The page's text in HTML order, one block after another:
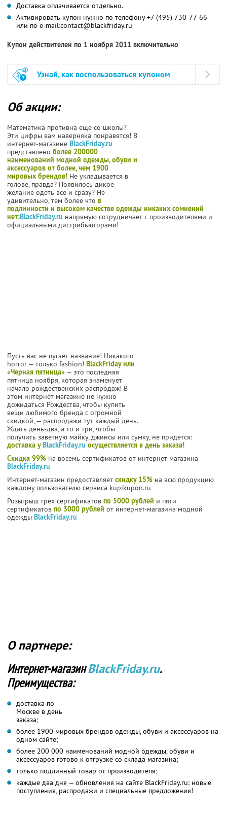
Доставка оплачивается отдельно.
Активировать купон нужно по телефону +7 (495) 730-77-66
или по e-mail:contact@blackfriday.ru
Купон действителен по 1 ноября 2011 включительно
Узнай, как воспользоваться купоном
Об акции:
Математика противна еще со школы?
Эти цифры вам наверняка понравятся! В
интернет-магазине BlackFriday.ru
представлено более 200000
наименований модной одежды, обуви и
аксессуаров от более, чем 1900
мировых брендов! Не укладывается в
голове, правда? Появилось дикое
желание одеть все и сразу? Не
удивительно, тем более что в
подлинности и высоком качестве одежды никаких сомнений
нет:BlackFriday.ru напрямую сотрудничает с производителями и
официальными дистрибьюторами!
Пусть вас не пугает название! Никакого
horror — только fashion! BlackFriday или
«Черная пятница» — это последняя
пятница ноября, которая знаменует
начало рождественских распродаж! В
этом интернет-магазине не нужно
дожидаться Рождества, чтобы купить
вещи любимого бренда с огромной
скидкой, — распродажи тут каждый день.
Ждать день-два, а то и три, чтобы
получить заветную майку, джинсы или сумку, не придется:
доставка уBlackFriday.ru осуществляется в день заказа!
Скидка 99% на восемь сертификатов от интернет-магазина
BlackFriday.ru
Интернет-магазин предоставляет скидку 15% на всю продукцию
каждому пользователю сервиса kupikupon.ru
Розыгрыш трех сертификатов по 5000 рублей и пяти
сертификатов по 3000 рублей от интернет-магазина модной
одежды BlackFriday.ru
О партнере:
Интернет-магазинBlackFriday.ru.
Преимущества:
доставка по
Москве в день
заказа;
более 1900 мировых брендов одежды, обуви и аксессуаров на
одном сайте;
более 200 000 наименований модной одежды, обуви и
аксессуаров готово к отгрузке со склада магазина;
только подлинный товар от производителя;
каждые два дня — обновления на сайте BlackFriday.ru: новые
поступления, распродажи и специальные предложения!